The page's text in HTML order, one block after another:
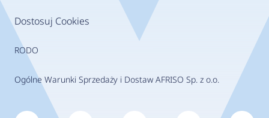
Dostosuj Cookies
RODO
Ogólne Warunki Sprzedaży i Dostaw AFRISO Sp. z o.o.